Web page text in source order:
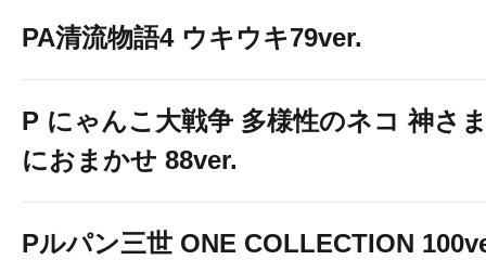
PA清流物語4 ウキウキ79ver.
P にゃんこ大戦争 多様性のネコ 神さ
におまかせ 88ver.
Pルパン三世 ONE COLLECTION